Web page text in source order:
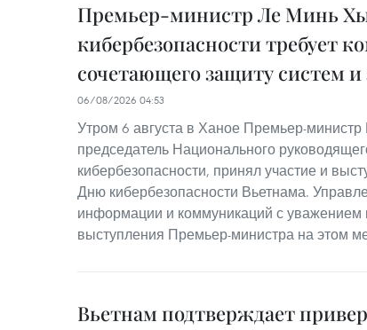
Премьер-министр Ле Минь
кибербезопасности требует
сочетающего защиту систем
06/08/2026 04:53
Утром 6 августа в Ханое Премьер-
председатель Национального
кибербезопасности, принял участие и
Дню кибербезопасности Вьетнама.
информации и коммуникаций с уважением
выступления Премьер-министра на этом
Вьетнам подтверждает